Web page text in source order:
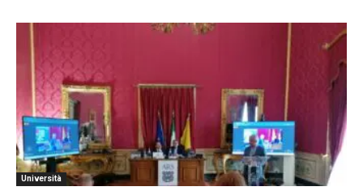
Università